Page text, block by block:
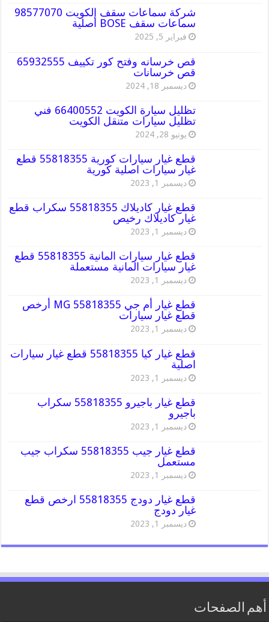
شركة سماعات سقف الكويت 98577070
سماعات سقف BOSE أصلية
فبراير 5, 2025
قص خرسانه وفتح كور تكييف 65932555
قص خرسانات
ديسمبر 18, 2024
تظليل سيارة الكويت 66400552 فني
تظليل سيارات متنقل الكويت
يونيو 28, 2024
قطع غيار سيارات كورية 55818355 قطع
غيار سيارات اصلية كورية
ديسمبر 1, 2023
قطع غيار كاديلاك 55818355 سكراب قطع
غيار كاديلاك رخيص
ديسمبر 1, 2023
قطع غيار سيارات المانية 55818355 قطع
غيار سيارات المانية مستعملة
ديسمبر 1, 2023
قطع غيار أم جي MG 55818355 أرخص
قطع غيار سيارات
ديسمبر 1, 2023
قطع غيار كيا 55818355 قطع غيار سيارات
اصلية
ديسمبر 1, 2023
قطع غيار باجيرو 55818355 سكراب
باجيرو
ديسمبر 1, 2023
قطع غيار جيب 55818355 سكراب جيب
مستعمل
ديسمبر 1, 2023
قطع غيار دودج 55818355 ارخص قطع
غيار دودج
ديسمبر 1, 2023
أهم الصفحات